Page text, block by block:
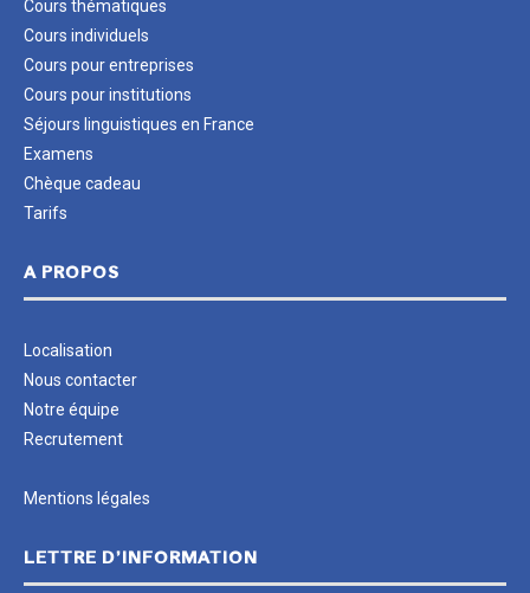
Cours thématiques
Cours individuels
Cours pour entreprises
Cours pour institutions
Séjours linguistiques en France
Examens
Chèque cadeau
Tarifs
A PROPOS
Localisation
Nous contacter
Notre équipe
Recrutement
Mentions légales
LETTRE D’INFORMATION